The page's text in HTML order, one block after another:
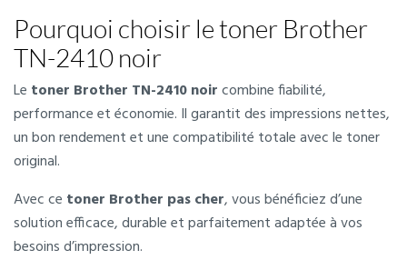
Pourquoi choisir le toner Brother
TN-2410 noir
Le toner Brother TN-2410 noircombine fiabilité,
performance et économie. Il garantit des impressions nettes,
un bon rendement et une compatibilité totale avec le toner
original.
Avec ce toner Brother pas cher, vous bénéficiez d’une
solution efficace, durable et parfaitement adaptée à vos
besoins d’impression.